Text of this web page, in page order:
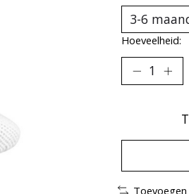
Hoeveelheid: